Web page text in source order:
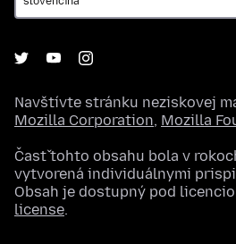
Navštívte stránku neziskovej
Mozilla Corporation, Mozilla
Časť tohto obsahu bola v
vytvorená individuálnymi
Obsah je dostupný pod
license.